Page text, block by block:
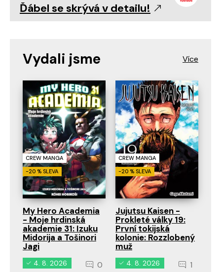
Ďábel se skrývá v detailu!
Vydali jsme
CREW MANGA
-20 % SLEVA
My Hero Academia
- Moje hrdinská
akademie 31: Izuku
Midorija a Tošinori
Jagi
4. 8. 2026 0
CREW MANGA
-20 % SLEVA
Jujutsu Kaisen -
Prokleté války 19:
První tokijská
kolonie: Rozzlobený
muž
4. 8. 2026 1